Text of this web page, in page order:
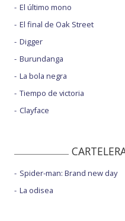
El último mono
El final de Oak Street
Digger
Burundanga
La bola negra
Tiempo de victoria
Clayface
Spider-man: Brand new day
La odisea